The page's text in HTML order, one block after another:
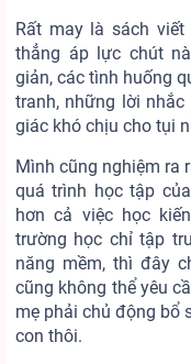
Rất may là sách
thẳng áp lực chút
giản, các tình huống
tranh, những lời nhắc
giác khó chịu cho tụi
Mình cũng nghiệm ra
quá trình học tập
hơn cả việc học
trường học chỉ tập
năng mềm, thì đây
cũng không thể yêu
mẹ phải chủ động bổ
con thôi.